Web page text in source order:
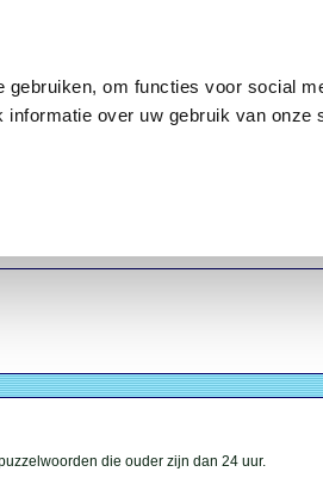
om functies voor social
over uw gebruik van onze
die ouder zijn dan 24 uur.